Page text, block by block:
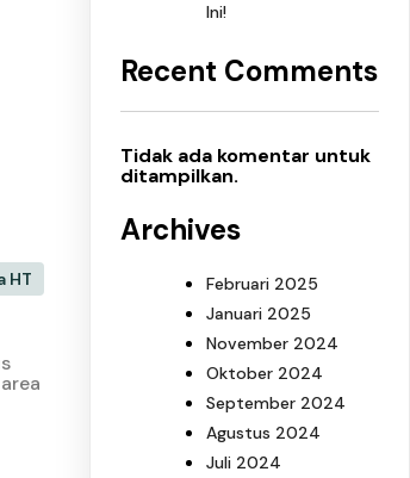
HT
Ini!
Recent Comments
Tidak ada komentar untuk
ditampilkan.
Archives
Februari 2025
Januari 2025
November 2024
Oktober 2024
September 2024
Agustus 2024
Juli 2024